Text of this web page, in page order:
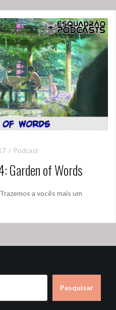
Podcast
Garden of Words
a vocês mais um
Pesquisar